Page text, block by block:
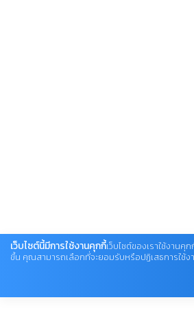
เว็บไซต์นี้มีการใช้งานคุกกี้เว็บไซต์ของเราใช้งาน
ขึ้น คุณสามารถเลือกที่จะยอมรับหรือปฏิเสธการใช้ง